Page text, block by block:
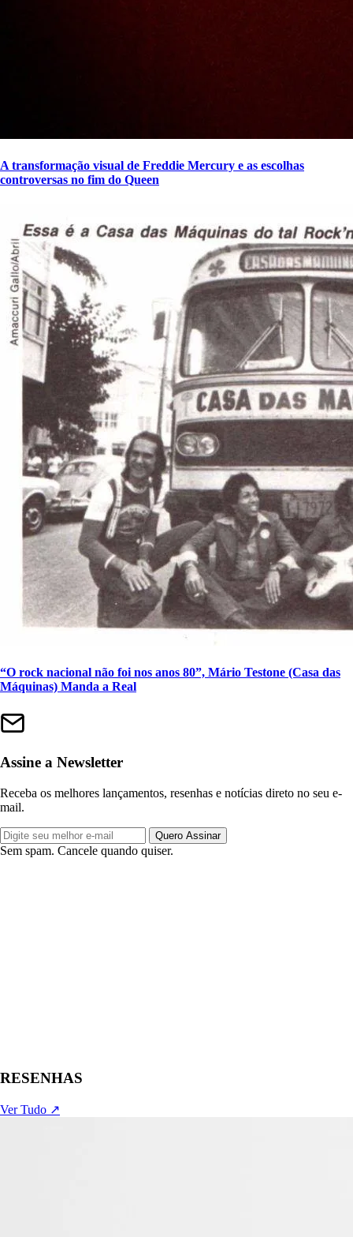
A transformação visual de Freddie Mercury e as escolhas
controversas no fim do Queen
“O rock nacional não foi nos anos 80”, Mário Testone (Casa das
Máquinas) Manda a Real
Assine a Newsletter
Receba os melhores lançamentos, resenhas e notícias direto no seu e-
mail.
Quero Assinar
Sem spam. Cancele quando quiser.
RESENHAS
Ver Tudo ↗